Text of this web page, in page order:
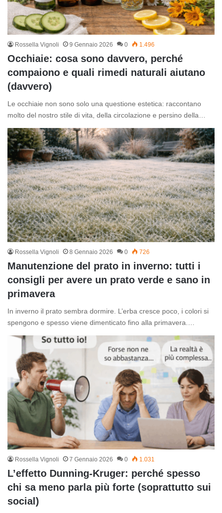
Rossella Vignoli 9 Gennaio 2026 0 1.496
Occhiaie: cosa sono davvero, perché
compaiono e quali rimedi naturali aiutano
(davvero)
Le occhiaie non sono solo una questione estetica: raccontano
molto del nostro stile di vita, della circolazione e persino della…
Rossella Vignoli 8 Gennaio 2026 0 726
Manutenzione del prato in inverno: tutti i
consigli per avere un prato verde e sano in
primavera
In inverno il prato sembra dormire. L’erba cresce poco, i colori si
spengono e spesso viene dimenticato fino alla primavera.…
Rossella Vignoli 7 Gennaio 2026 0 1.031
L’effetto Dunning-Kruger: perché spesso
chi sa meno parla più forte (soprattutto sui
social)